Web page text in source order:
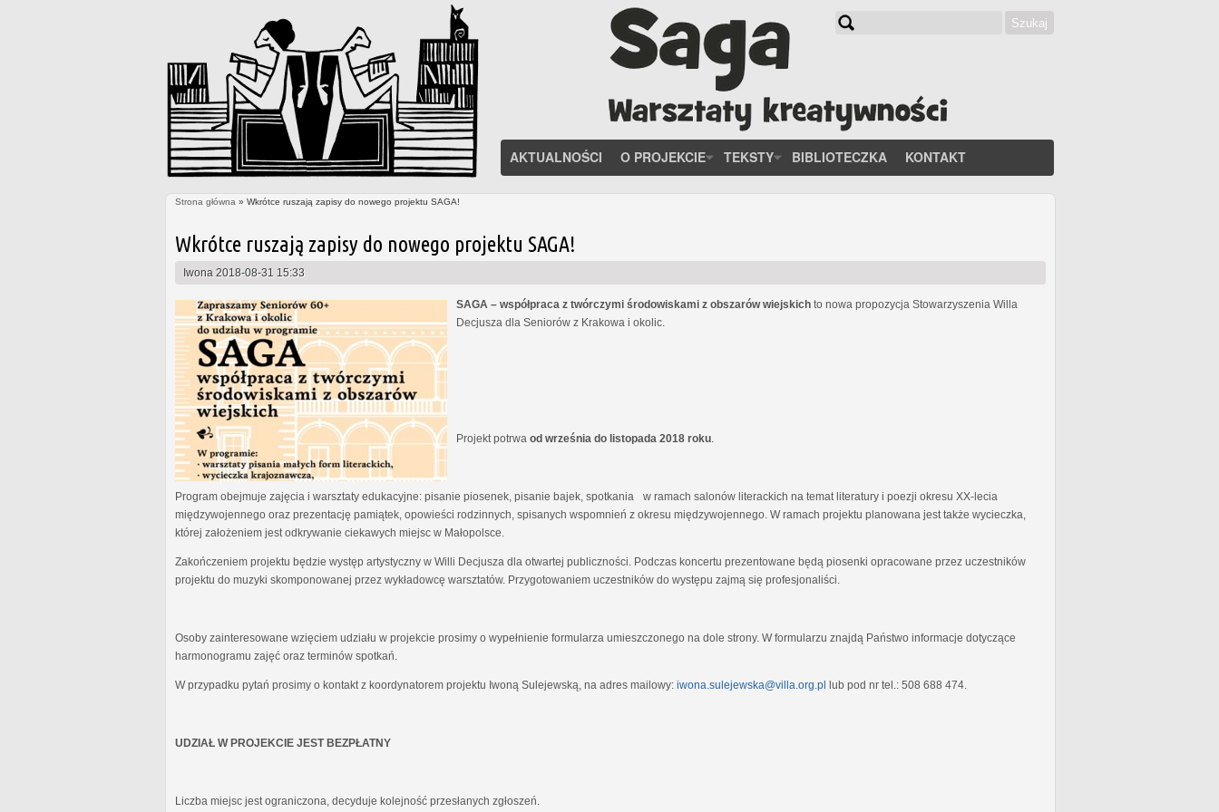
Szukaj
AKTUALNOŚCI O PROJEKCIE TEKSTY BIBLIOTECZKA KONTAKT
Strona główna » Wkrótce ruszają zapisy do nowego projektu SAGA!
Wkrótce ruszają zapisy do nowego projektu SAGA!
Iwona 2018-08-31 15:33
SAGA – współpraca z twórczymi środowiskami z obszarów wiejskich to nowa propozycja Stowarzyszenia Willa
Decjusza dla Seniorów z Krakowa i okolic.
Projekt potrwa od września do listopada 2018 roku
Program obejmuje zajęcia i warsztaty edukacyjne: pisanie piosenek, pisanie bajek, spotkania w ramach salonów literackich na temat literatury i poezji okresu XX-lecia
międzywojennego oraz prezentację pamiątek, opowieści rodzinnych, spisanych wspomnień z okresu międzywojennego. W ramach projektu planowana jest także wycieczka,
której założeniem jest odkrywanie ciekawych miejsc w Małopolsce.
Zakończeniem projektu będzie występ artystyczny w Willi Decjusza dla otwartej publiczności. Podczas koncertu prezentowane będą piosenki opracowane przez uczestników
projektu do muzyki skomponowanej przez wykładowcę warsztatów. Przygotowaniem uczestników do występu zajmą się profesjonaliści.
Osoby zainteresowane wzięciem udziału w projekcie prosimy o wypełnienie formularza umieszczonego na dole strony. W formularzu znajdą Państwo informacje dotyczące
harmonogramu zajęć oraz terminów spotkań.
W przypadku pytań prosimy o kontakt z koordynatorem projektu Iwoną Sulejewską, na adres mailowy: iwona.sulejewska@villa.org.pl lub pod nr tel.: 508 688 474.
UDZIAŁ W PROJEKCIE JEST BEZPŁATNY
Liczba miejsc jest ograniczona, decyduje kolejność przesłanych zgłoszeń.